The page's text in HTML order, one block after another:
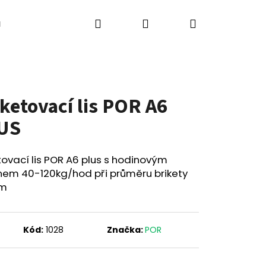
Kontakty Blog
Hledat PřihlášeníNákupní
lis POR A6
lis POR A6 plus s hodinovým
40-120kg/hod při průměru brikety
Kód: 1028 Značka:POR